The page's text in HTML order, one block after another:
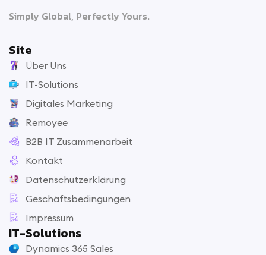
Simply Global, Perfectly Yours.
Site
Über Uns
IT-Solutions
Digitales Marketing
Remoyee
B2B IT Zusammenarbeit
Kontakt
Datenschutzerklärung
Geschäftsbedingungen
Impressum
IT-Solutions
Dynamics 365 Sales